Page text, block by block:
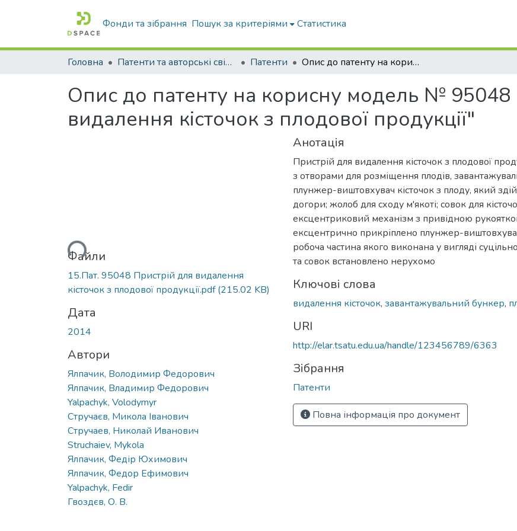
Фонди та зібрання Пошук за критеріями Статистика
Головна Патенти та авторські свідоцтва Патенти Опис до патенту на корисну модель № 95048 "Пристрій для видалення кісточок з плодової продукції"
Опис до патенту на корисну модель № 95048
видалення кісточок з плодової продукції"
Вантажиться...Файли
15.Пат. 95048 Пристрій для видалення
кісточок з плодової продукції.pdf(215.02 KB)
Дата
2014
Автори
Ялпачик, Володимир Федорович
Ялпачик, Владимир Федорович
Yalpachyk, Volodymyr
Стручаєв, Микола Іванович
Стручаев, Николай Иванович
Struchaiev, Mykola
Ялпачик, Федір Юхимович
Ялпачик, Федор Ефимович
Yalpachyk, Fedir
Гвоздєв, О. В.
Анотація
Пристрій для видалення кісточок з плодової
з отворами для розміщення плодів,
плунжер-виштовхувач кісточок з плоду, який
догори; жолоб для сходу м'якоті; совок для
ексцентриковий механізм з привідною
ексцентрично прикріплено плунжер-
робоча частина якого виконана у вигляді
та совок встановлено нерухомо
Ключові слова
видалення кісточок, завантажувальний бункер,
URI
http://elar.tsatu.edu.ua/handle/123456789/6363
Зібрання
Патенти
Повна інформація про документ